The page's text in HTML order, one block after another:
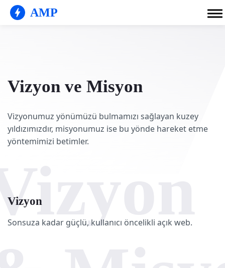
AMP
Vizyon ve Misyon
Vizyonumuz yönümüzü bulmamızı sağlayan kuzey
yıldızımızdır, misyonumuz ise bu yönde hareket etme
yöntemimizi betimler.
Vizyon
Sonsuza kadar güçlü, kullanıcı öncelikli açık web.